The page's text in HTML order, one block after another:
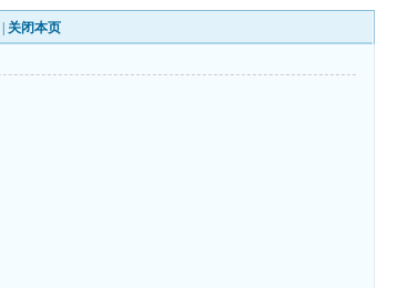
关闭本页